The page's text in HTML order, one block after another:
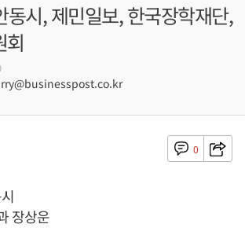
동시, 제민일보, 한국장학재단,
회
0
장상운